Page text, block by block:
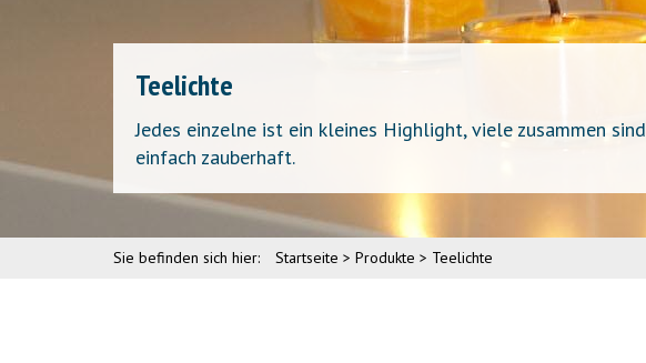
Teelichte
Jedes einzelne ist ein kleines Highlight, viele zusammen sind
einfach zauberhaft.
Sie befinden sich hier: Startseite Produkte Teelichte